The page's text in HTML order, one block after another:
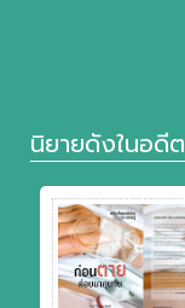
นิยายดังในอดีต